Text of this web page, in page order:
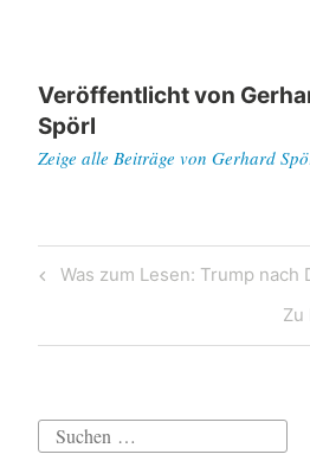
Veröffentlicht von
Spörl
Zeige alle Beiträge von Gerhard
Beitragsnavigation
Previous
Was zum Lesen: Trump nach
Suchen